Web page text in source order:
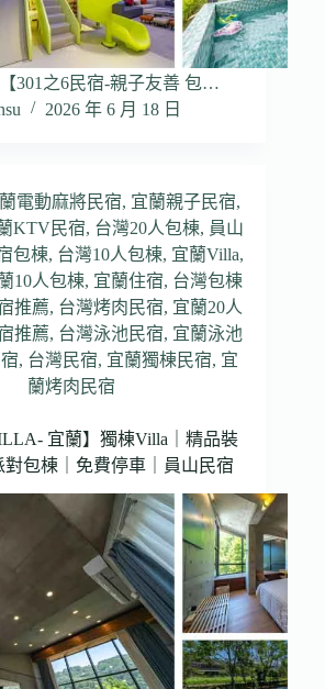
301之6民宿-親子友善 包…
2026 年 6 月 18 日
電動麻將民宿, 宜蘭親子民宿,
KTV民宿, 台灣20人包棟, 員山
包棟, 台灣10人包棟, 宜蘭Villa,
10人包棟, 宜蘭住宿, 台灣包棟
推薦, 台灣烤肉民宿, 宜蘭20人
推薦, 台灣泳池民宿, 宜蘭泳池
, 台灣民宿, 宜蘭獨棟民宿, 宜
蘭烤肉民宿
宜蘭】獨棟Villa｜精品裝
包棟｜免費停車｜員山民宿